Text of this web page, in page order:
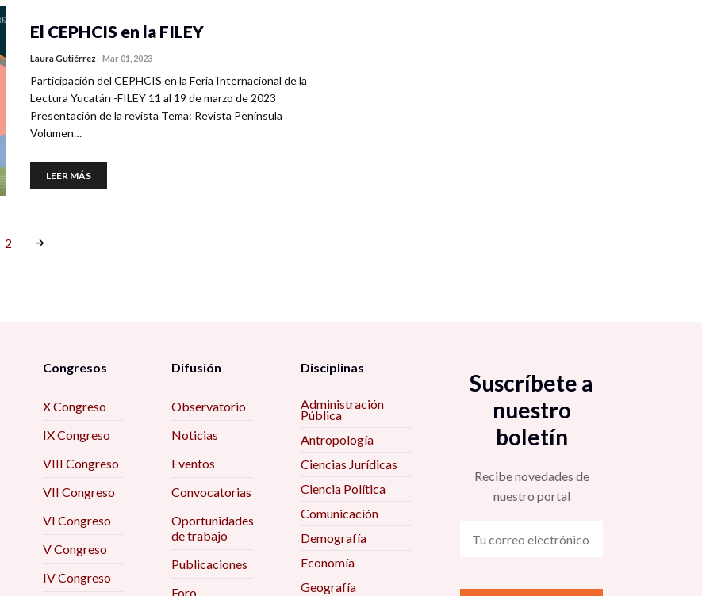
El CEPHCIS en la FILEY
Laura Gutiérrez -Mar 01, 2023
Participación del CEPHCIS en la Feria Internacional de la
Lectura Yucatán -FILEY 11 al 19 de marzo de 2023
Presentación de la revista Tema: Revista Península
Volumen…
LEER MÁS
2
Congresos
X Congreso
IX Congreso
VIII Congreso
VII Congreso
VI Congreso
V Congreso
IV Congreso
Difusión
Observatorio
Noticias
Eventos
Convocatorias
Oportunidades
de trabajo
Publicaciones
Foro
Disciplinas
Administración
Pública
Antropología
Ciencias Jurídicas
Ciencia Política
Comunicación
Demografía
Economía
Geografía
Suscríbete a
nuestro
boletín
Recibe novedades de
nuestro portal